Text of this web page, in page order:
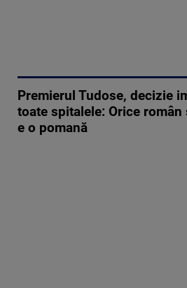
Premierul Tudose, decizie
toate spitalele: Orice român
e o pomană